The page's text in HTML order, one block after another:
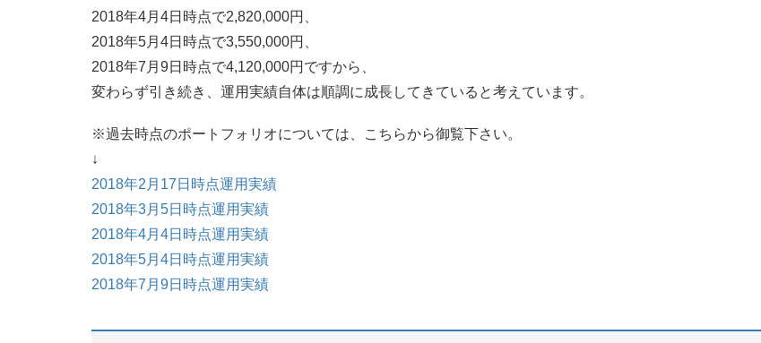
2018年4月4日時点で2,820,000円、
2018年5月4日時点で3,550,000円、
2018年7月9日時点で4,120,000円ですから、
変わらず引き続き、運用実績自体は順調に成長してきていると考えています。
※過去時点のポートフォリオについては、こちらから御覧下さい。
↓
2018年2月17日時点運用実績
2018年3月5日時点運用実績
2018年4月4日時点運用実績
2018年5月4日時点運用実績
2018年7月9日時点運用実績